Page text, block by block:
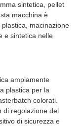
sintetica, pellet
macchina è
macinazione
e sintetica nelle
ampiamente
plastica per la
colorati.
di regolazione del
di sicurezza e